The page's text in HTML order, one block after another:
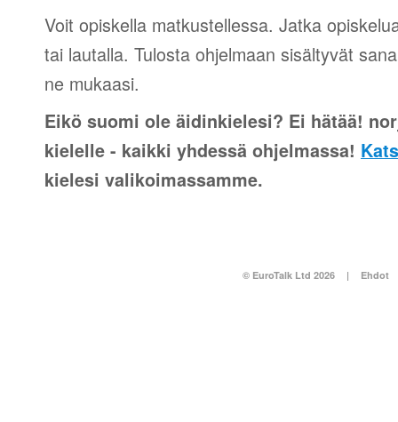
Voit opiskella matkustellessa. Jatka
tai lautalla. Tulosta ohjelmaan sisältyvät
ne mukaasi.
Eikö suomi ole äidinkielesi? Ei hätää!
kielelle - kaikki yhdessä ohjelmassa!
kielesi valikoimassamme.
© EuroTalk Ltd 2026 | Ehdot